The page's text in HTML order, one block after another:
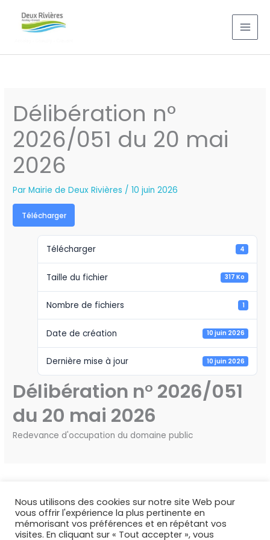
Délibération n°
2026/051 du 20 mai
2026
ParMairie de Deux Rivières /10 juin 2026
Télécharger
Télécharger 4
Taille du fichier 317 Ko
Nombre de fichiers 1
Date de création 10 juin 2026
Dernière mise à jour 10 juin 2026
Délibération n° 2026/051
du 20 mai 2026
Redevance d'occupation du domaine public
Nous utilisons des cookies sur notre site Web pour
vous offrir l'expérience la plus pertinente en
mémorisant vos préférences et en répétant vos
visites. En cliquant sur « Tout accepter », vous